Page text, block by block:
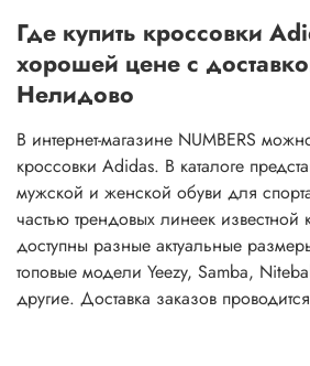
Где купить кроссовки
хорошей цене с
Нелидово
В интернет-магазине NUMBERS
кроссовки Adidas. В каталоге
мужской и женской обуви для
частью трендовых линеек
доступны разные актуальные
топовые модели Yeezy, Samba,
другие. Доставка заказов